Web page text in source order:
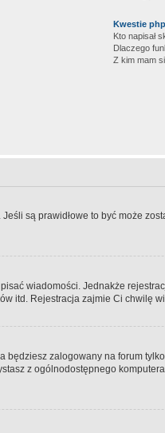
Kwestie
Kto napisał
Dlaczego
Z kim mam
są prawidłowe to być może
wiadomości. Jednakże
itd. Rejestracja zajmie Ci chwilę
będziesz zalogowany na forum
z ogólnodostępnego